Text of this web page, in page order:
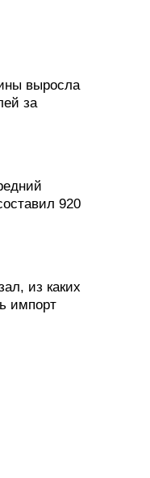
выросла
за
920
из каких
импорт